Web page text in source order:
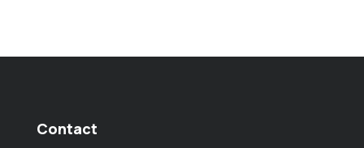
Contact